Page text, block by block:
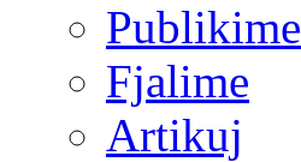
Fjalime
Artikuj